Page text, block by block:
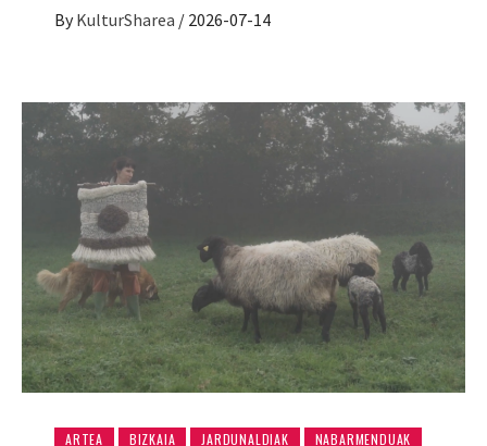
By KulturSharea / 2026-07-14
ARTEA BIZKAIA JARDUNALDIAK
NABARMENDUAK